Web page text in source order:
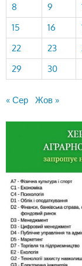
8
9
15
16
22
23
29
30
« Сер Жов »